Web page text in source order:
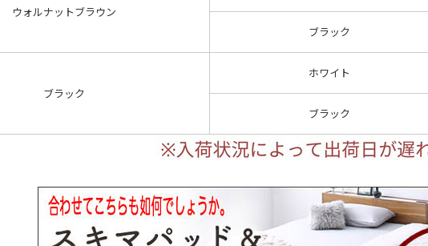
ウォルナットブラウン
ブラック
ブラック
ホワイト
ブラック